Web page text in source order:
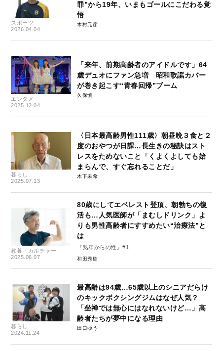
スポーツ
2026.04.04
罪”から19年、いまもゴールにこだわる覚
悟
木村元彦
エンタメ
2025.12.04
「来年、前期高齢者のアイドルです」64
歳デュオにファン急増 昭和歌謡カバー
が巻き起こす“青春回帰”ブーム
久保慎
暮らし
2025.07.13
〈日本最高齢男性111歳〉朝昼晩３食と２
度のおやつが日課…長生きの秘訣はスト
レスをためないこと「くよくよしても始
まらんで、すぐ忘れることだ」
木下未希
教養・カルチャー
2025.06.07
80歳にしてエベレスト登頂、朝勃ちの復
活も…人気医師が「まむしドリンク」よ
りも男性高齢者にすすめたい“治療法”と
は
『熟年からの性』#1
和田秀樹
暮らし
2024.11.24
最高齢は94歳…65歳以上のシニアだらけ
のキックボクシングジムはなぜ人気？
「坐禅では無心にはなれないけど…」高
齢者たちが夢中になる理由
田口ゆう